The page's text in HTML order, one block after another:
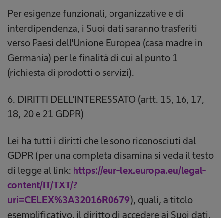
Per esigenze funzionali, organizzative e di
interdipendenza, i Suoi dati saranno trasferiti
verso Paesi dell'Unione Europea (casa madre in
Germania) per le finalità di cui al punto 1
(richiesta di prodotti o servizi).
6. DIRITTI DELL'INTERESSATO (artt. 15, 16, 17,
18, 20 e 21 GDPR)
Lei ha tutti i diritti che le sono riconosciuti dal
GDPR (per una completa disamina si veda il testo
di legge al link: https://eur-lex.europa.eu/legal-
content/IT/TXT/?
uri=CELEX%3A32016R0679), quali, a titolo
esemplificativo, il diritto di accedere ai Suoi dati,